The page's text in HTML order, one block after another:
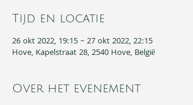
Tijd en locatie
26 okt 2022, 19:15 – 27 okt 2022, 22:15
Hove, Kapelstraat 28, 2540 Hove, België
Over het evenement